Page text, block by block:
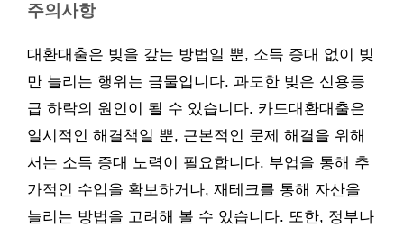
주의사항
대환대출은 빚을 갚는 방법일 뿐, 소득 증대 없이 빚
만 늘리는 행위는 금물입니다. 과도한 빚은 신용등
급 하락의 원인이 될 수 있습니다. 카드대환대출은
일시적인 해결책일 뿐, 근본적인 문제 해결을 위해
서는 소득 증대 노력이 필요합니다. 부업을 통해 추
가적인 수입을 확보하거나, 재테크를 통해 자산을
늘리는 방법을 고려해 볼 수 있습니다. 또한, 정부나